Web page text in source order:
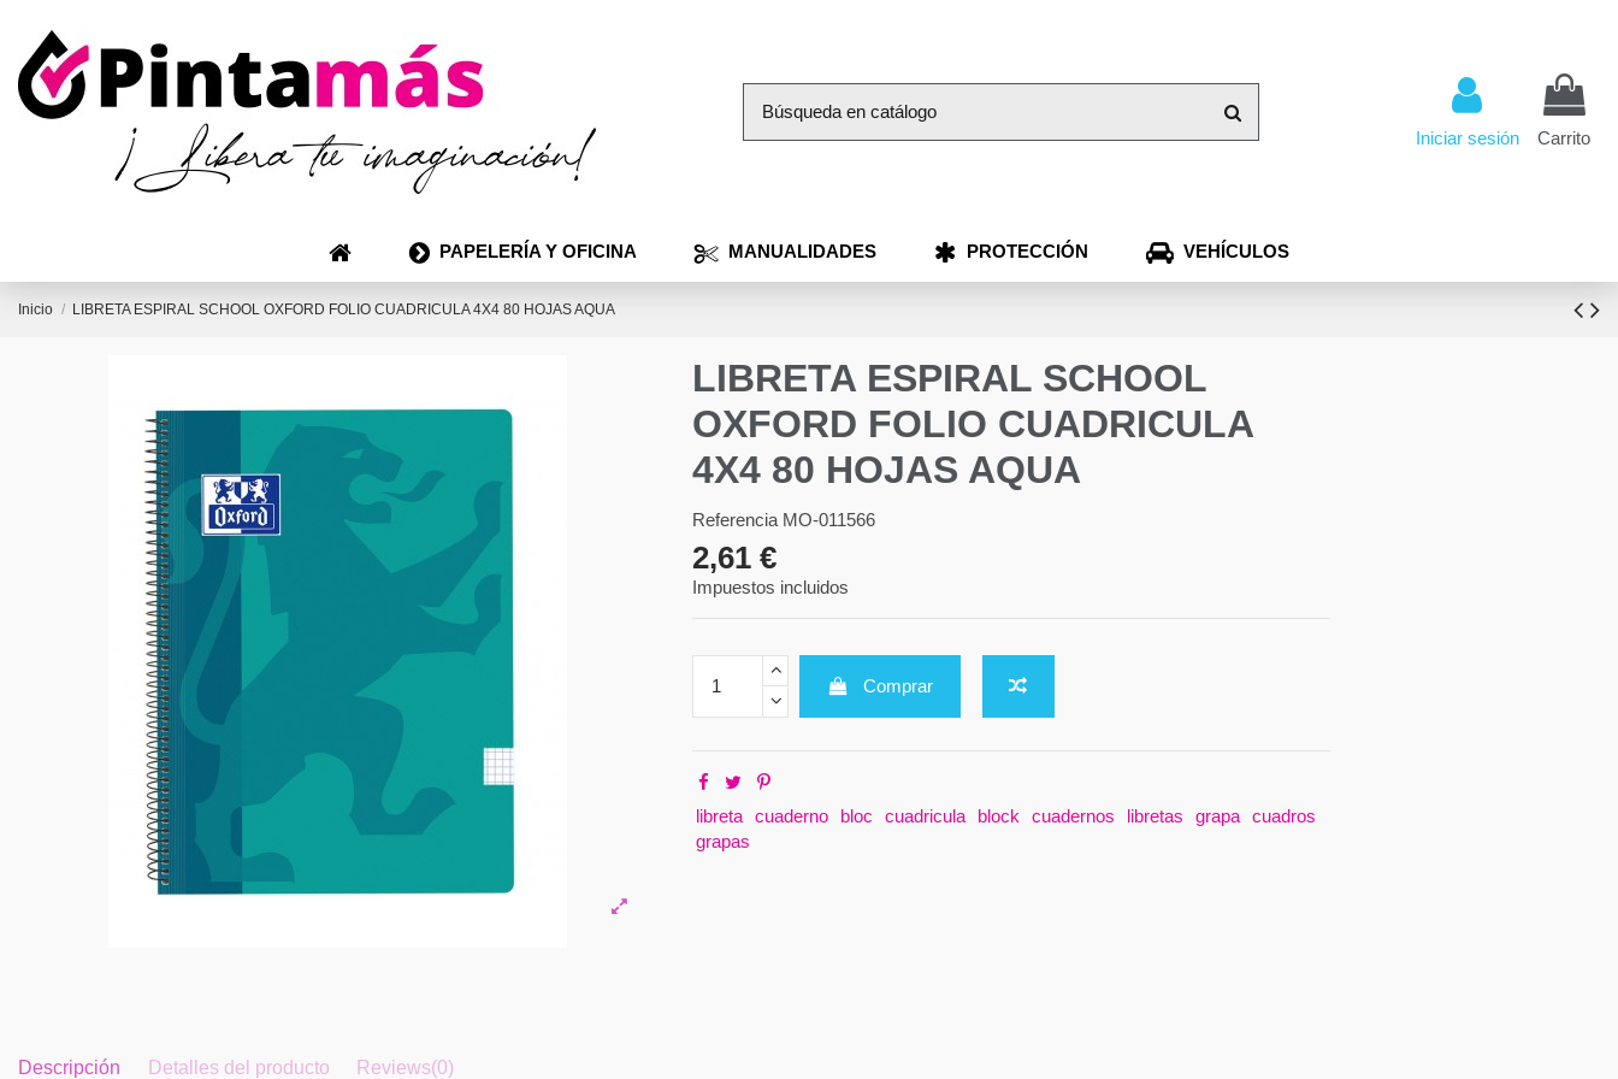
Iniciar sesión Carrito
PAPELERÍA Y OFICINA MANUALIDADES PROTECCIÓN VEHÍCULOS
Inicio LIBRETA ESPIRAL SCHOOL OXFORD FOLIO CUADRICULA 4X4 80 HOJAS AQUA
LIBRETA ESPIRAL SCHOOL
OXFORD FOLIO CUADRICULA
4X4 80 HOJAS AQUA
Referencia MO-011566
2,61 €
Impuestos incluidos
Comprar
libreta cuaderno bloc cuadricula block cuadernos libretas grapa cuadros
grapas
Descripción Detalles del producto Reviews(0)